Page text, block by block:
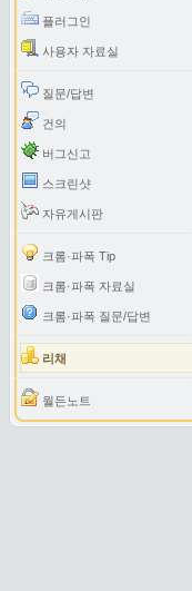
플러그인
사용자 자료실
질문/답변
건의
버그신고
스크린샷
자유게시판
크롬·파폭 Tip
크롬·파폭 자료실
크롬·파폭 질문/답변
리채
월든노트